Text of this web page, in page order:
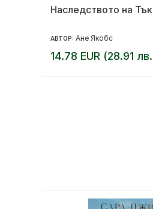
Наследството на
АВТОР: Ане Якобс
14.78 EUR (28.91